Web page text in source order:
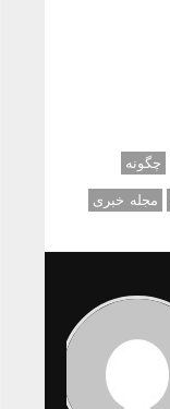
چگونه
مجله خبری